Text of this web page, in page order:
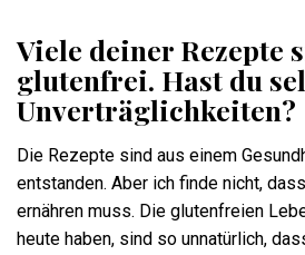
Viele deiner Rezepte
glutenfrei. Hast du
Unverträglichkeiten?
Die Rezepte sind aus einem
entstanden. Aber ich finde nicht,
ernähren muss. Die glutenfreien
heute haben, sind so unnatürlich,